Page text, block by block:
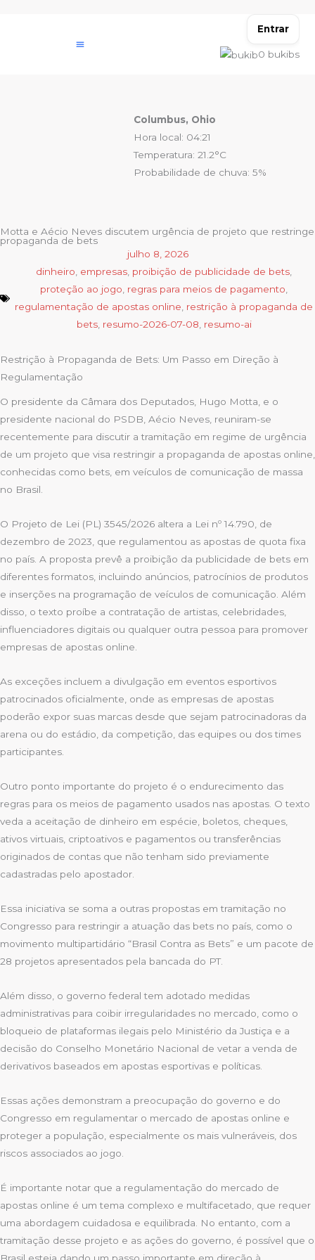
Entrar
0 bukibs
Columbus, Ohio
Hora local: 04:21
Temperatura: 21.2°C
Probabilidade de chuva: 5%
Motta e Aécio Neves discutem urgência de projeto que restringe
propaganda de bets
julho 8, 2026
dinheiro, empresas, proibição de publicidade de bets,
proteção ao jogo, regras para meios de pagamento,
regulamentação de apostas online, restrição à propaganda de
bets, resumo-2026-07-08, resumo-ai
Restrição à Propaganda de Bets: Um Passo em Direção à
Regulamentação
O presidente da Câmara dos Deputados, Hugo Motta, e o
presidente nacional do PSDB, Aécio Neves, reuniram-se
recentemente para discutir a tramitação em regime de urgência
de um projeto que visa restringir a propaganda de apostas online,
conhecidas como bets, em veículos de comunicação de massa
no Brasil.
O Projeto de Lei (PL) 3545/2026 altera a Lei nº 14.790, de
dezembro de 2023, que regulamentou as apostas de quota fixa
no país. A proposta prevê a proibição da publicidade de bets em
diferentes formatos, incluindo anúncios, patrocínios de produtos
e inserções na programação de veículos de comunicação. Além
disso, o texto proíbe a contratação de artistas, celebridades,
influenciadores digitais ou qualquer outra pessoa para promover
empresas de apostas online.
As exceções incluem a divulgação em eventos esportivos
patrocinados oficialmente, onde as empresas de apostas
poderão expor suas marcas desde que sejam patrocinadoras da
arena ou do estádio, da competição, das equipes ou dos times
participantes.
Outro ponto importante do projeto é o endurecimento das
regras para os meios de pagamento usados nas apostas. O texto
veda a aceitação de dinheiro em espécie, boletos, cheques,
ativos virtuais, criptoativos e pagamentos ou transferências
originados de contas que não tenham sido previamente
cadastradas pelo apostador.
Essa iniciativa se soma a outras propostas em tramitação no
Congresso para restringir a atuação das bets no país, como o
movimento multipartidário “Brasil Contra as Bets” e um pacote de
28 projetos apresentados pela bancada do PT.
Além disso, o governo federal tem adotado medidas
administrativas para coibir irregularidades no mercado, como o
bloqueio de plataformas ilegais pelo Ministério da Justiça e a
decisão do Conselho Monetário Nacional de vetar a venda de
derivativos baseados em apostas esportivas e políticas.
Essas ações demonstram a preocupação do governo e do
Congresso em regulamentar o mercado de apostas online e
proteger a população, especialmente os mais vulneráveis, dos
riscos associados ao jogo.
É importante notar que a regulamentação do mercado de
apostas online é um tema complexo e multifacetado, que requer
uma abordagem cuidadosa e equilibrada. No entanto, com a
tramitação desse projeto e as ações do governo, é possível que o
Brasil esteja dando um passo importante em direção à